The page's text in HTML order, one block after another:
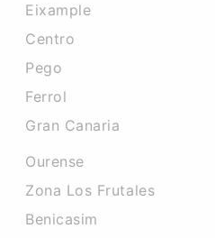
Eixample
Centro
Pego
Ferrol
Gran Canaria
Ourense
Zona Los Frutales
Benicasim